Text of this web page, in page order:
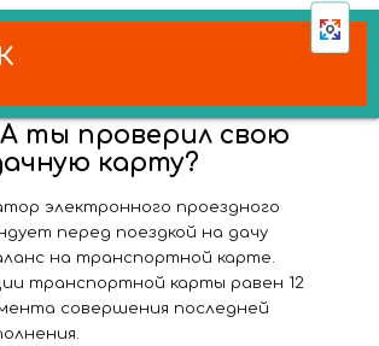
ты проверил свою
карту?
электронного проездного
перед поездкой на дачу
на транспортной карте.
транспортной карты равен 12
совершения последней